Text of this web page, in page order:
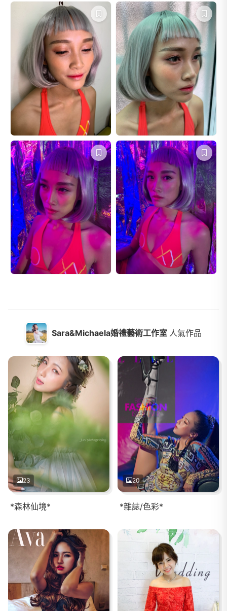
Sara&Michaela婚禮藝術工作室 人氣作品
23
*森林仙境*
20
*雜誌/色彩*